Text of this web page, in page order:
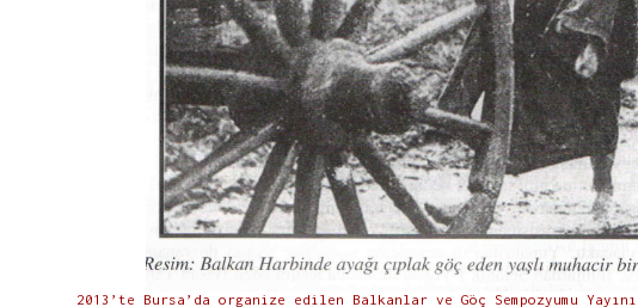
2013’te Bursa’da organize edilen Balkanlar ve Göç Sempozyumu